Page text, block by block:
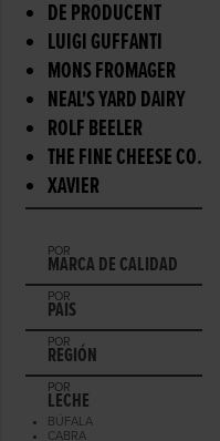
DE PRODUCENT
LUIGI GUFFANTI
MONS FROMAGER
NEAL'S YARD DAIRY
ROLF BEELER
THE FINE CHEESE CO.
XAVIER
POR
MARCA DE CALIDAD
POR
PAIS
POR
REGIÓN
POR
LECHE
BÚFALA
CABRA